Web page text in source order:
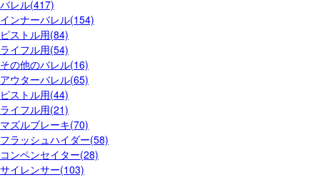
バレル(417)
インナーバレル(154)
ピストル用(84)
ライフル用(54)
その他のバレル(16)
アウターバレル(65)
ピストル用(44)
ライフル用(21)
マズルブレーキ(70)
フラッシュハイダー(58)
コンペンセイター(28)
サイレンサー(103)